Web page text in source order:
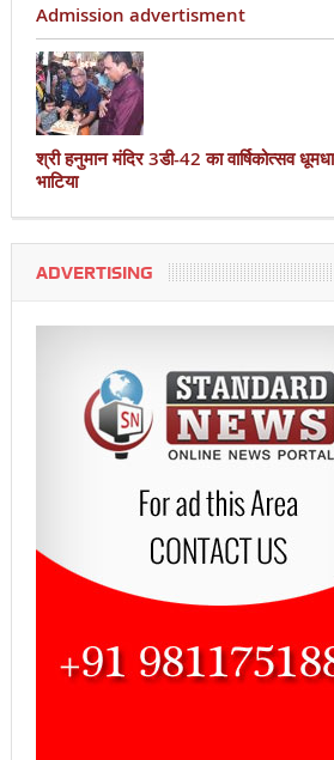
Admission advertisment
श्री हनुमान मंदिर 3डी-42 का वार्षिकोत्सव
भाटिया
ADVERTISING